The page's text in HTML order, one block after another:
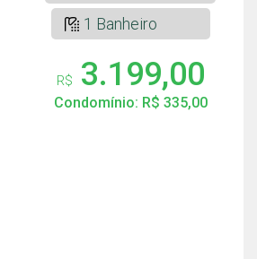
1 Banheiro
R$ 3.199,00
Condomínio: R$ 335,00